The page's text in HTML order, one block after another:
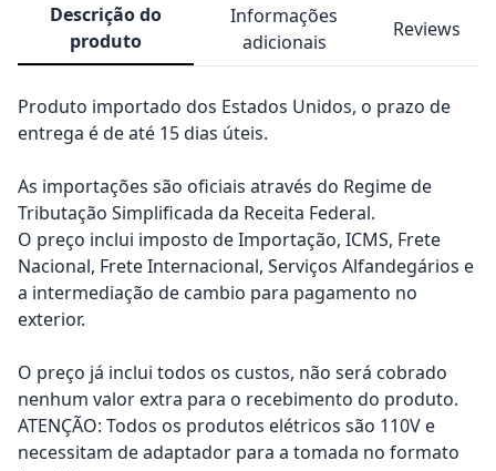
Descrição do
produto
Informações
adicionais
Reviews
Produto importado dos Estados Unidos, o prazo de
entrega é de até 15 dias úteis.
As importações são oficiais através do Regime de
Tributação Simplificada da Receita Federal.
O preço inclui imposto de Importação, ICMS, Frete
Nacional, Frete Internacional, Serviços Alfandegários e
a intermediação de cambio para pagamento no
exterior.
O preço já inclui todos os custos, não será cobrado
nenhum valor extra para o recebimento do produto.
ATENÇÃO: Todos os produtos elétricos são 110V e
necessitam de adaptador para a tomada no formato